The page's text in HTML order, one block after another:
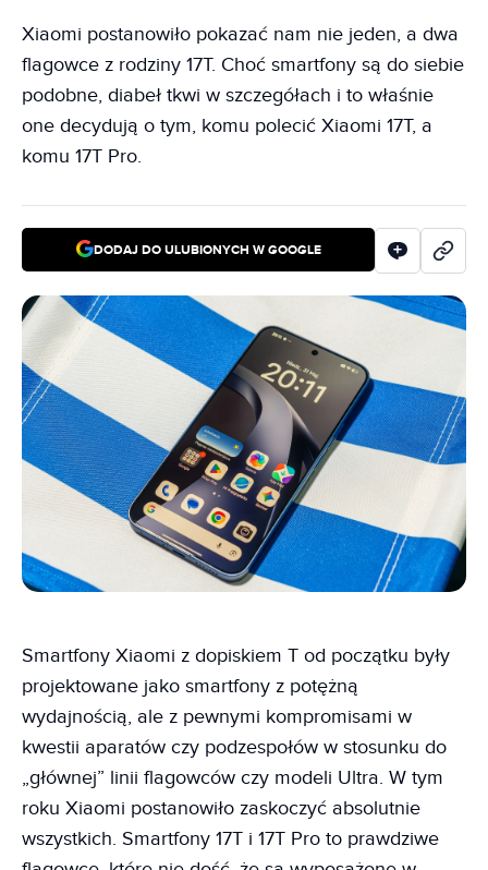
Xiaomi postanowiło pokazać nam nie jeden, a dwa
flagowce z rodziny 17T. Choć smartfony są do siebie
podobne, diabeł tkwi w szczegółach i to właśnie
one decydują o tym, komu polecić Xiaomi 17T, a
komu 17T Pro.
DODAJ DO ULUBIONYCH W GOOGLE
Smartfony Xiaomi z dopiskiem T od początku były
projektowane jako smartfony z potężną
wydajnością, ale z pewnymi kompromisami w
kwestii aparatów czy podzespołów w stosunku do
„głównej” linii flagowców czy modeli Ultra. W tym
roku Xiaomi postanowiło zaskoczyć absolutnie
wszystkich. Smartfony 17T i 17T Pro to prawdziwe